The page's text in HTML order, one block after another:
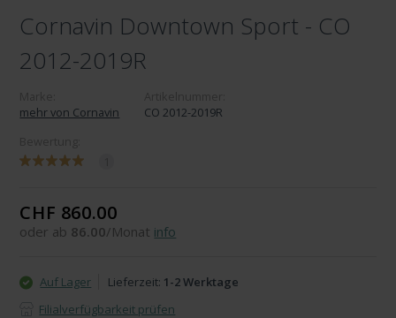
Cornavin Downtown Sport - CO
2012-2019R
mehr von Cornavin
CO 2012-2019R
CHF 860.00
oder ab 86.00/Monat info
Auf Lager Lieferzeit: 1-2 Werktage
Filialverfügbarkeit prüfen